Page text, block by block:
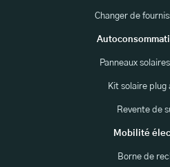
Changer de
Panneaux
Kit solaire plug
Revente de
Mobilité
Borne de